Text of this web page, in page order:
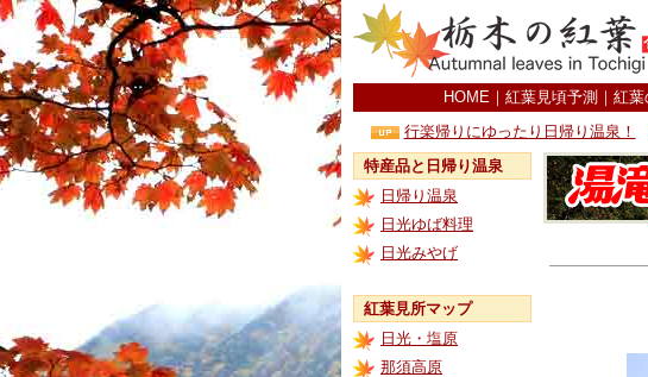
HOME ｜ 紅葉見頃予測 ｜ 紅葉
行楽帰りにゆったり日帰り温泉！
特産品と日帰り温泉
日帰り温泉
日光ゆば料理
日光みやげ
紅葉見所マップ
日光・塩原
那須高原